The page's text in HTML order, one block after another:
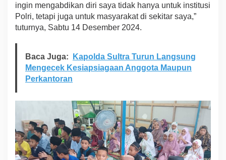
ingin mengabdikan diri saya tidak hanya untuk institusi
Polri, tetapi juga untuk masyarakat di sekitar saya,”
tuturnya, Sabtu 14 Desember 2024.
Baca Juga:
Kapolda Sultra Turun Langsung
Mengecek Kesiapsiagaan Anggota Maupun
Perkantoran